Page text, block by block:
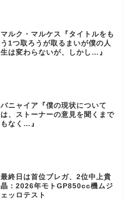
マルク・マルケス『タイトルをも
う1つ取ろうが取るまいが僕の人
生は変わらないが、しかし…』
バニャイア『僕の現状について
は、ストーナーの意見を聞くまで
もなく…』
最終日は首位ブレガ、2位中上貴
晶：2026年モトGP850cc機ムジ
ェッロテスト